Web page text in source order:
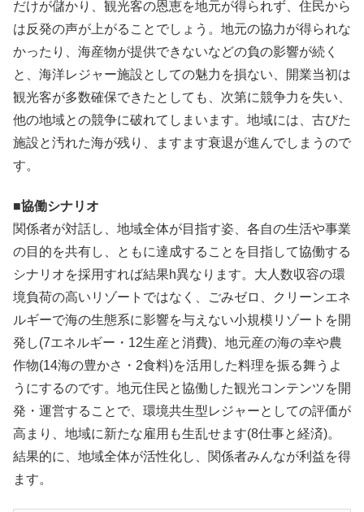
だけが儲かり、観光客の恩恵を地元が得られず、住民から
は反発の声が上がることでしょう。地元の協力が得られな
かったり、海産物が提供できないなどの負の影響が続く
と、海洋レジャー施設としての魅力を損ない、開業当初は
観光客が多数確保できたとしても、次第に競争力を失い、
他の地域との競争に破れてしまいます。地域には、古びた
施設と汚れた海が残り、ますます衰退が進んでしまうので
す。
■協働シナリオ
関係者が対話し、地域全体が目指す姿、各自の生活や事業
の目的を共有し、ともに達成することを目指して協働する
シナリオを採用すれば結果h異なります。大人数収容の環
境負荷の高いリゾートではなく、ごみゼロ、クリーンエネ
ルギーで海の生態系に影響を与えない小規模リゾートを開
発し(7エネルギー・12生産と消費)、地元産の海の幸や農
作物(14海の豊かさ・2食料)を活用した料理を振る舞うよ
うにするのです。地元住民と協働した観光コンテンツを開
発・運営することで、環境共生型レジャーとしての評価が
高まり、地域に新たな雇用も生乱せます(8仕事と経済)。
結果的に、地域全体が活性化し、関係者みんなが利益を得
ます。